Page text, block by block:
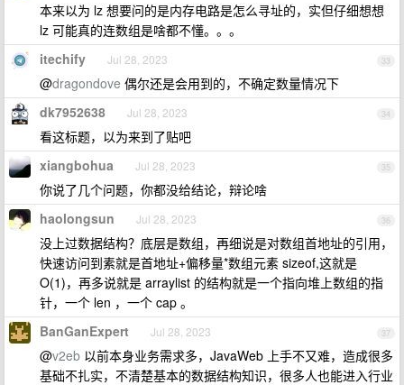
本来以为 lz 想要问的是内存电路是怎么寻址的，实但仔细想想
lz 可能真的连数组是啥都不懂。。。
33
itechify Jul 28, 2023
@dragondove 偶尔还是会用到的，不确定数量情况下
34
dk7952638 Jul 28, 2023
看这标题，以为来到了贴吧
35
xiangbohua Jul 28, 2023
你说了几个问题，你都没给结论，辩论啥
36
haolongsun Jul 28, 2023
没上过数据结构？底层是数组，再细说是对数组首地址的引用，
快速访问到素就是首地址+偏移量*数组元素 sizeof,这就是
O(1)，再多说就是 arraylist 的结构就是一个指向堆上数组的指
针，一个 len ，一个 cap 。
37
BanGanExpert Jul 28, 2023
@v2eb 以前本身业务需求多，JavaWeb 上手不又难，造成很多
基础不扎实，不清楚基本的数据结构知识，很多人也能进入行业